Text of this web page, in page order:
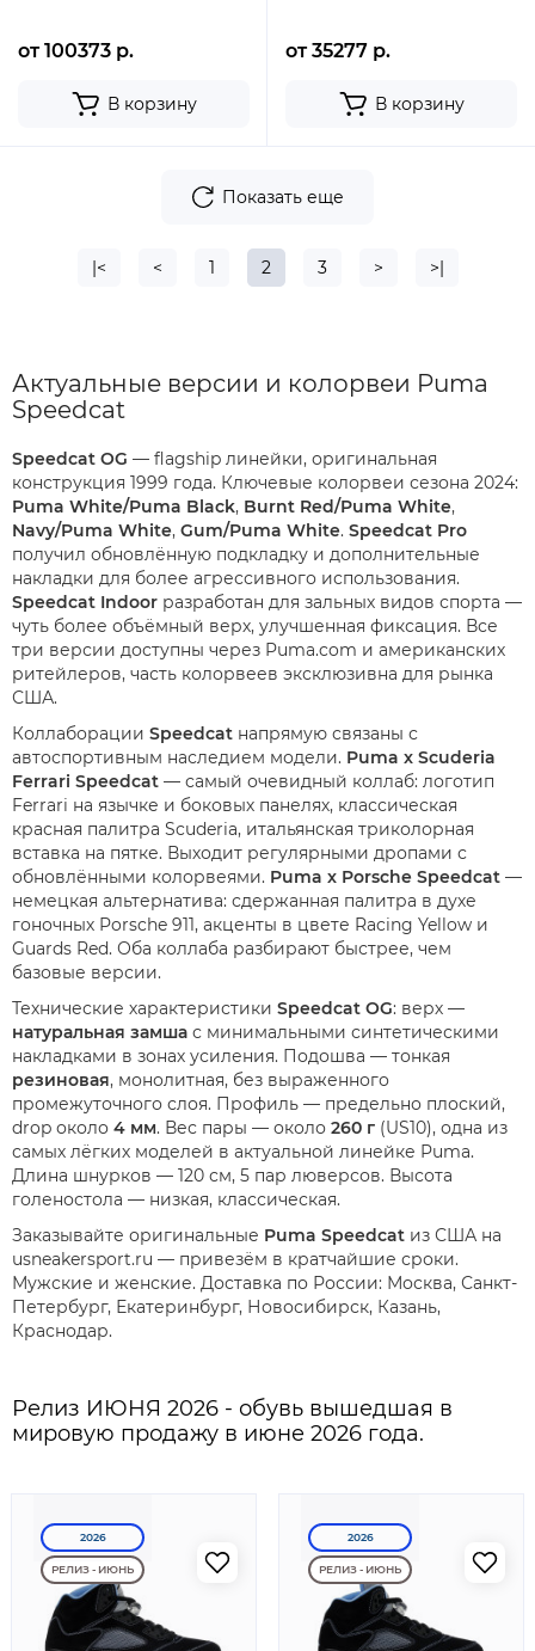
от 100373 р.
В корзину
от 35277 р.
В корзину
Показать еще
|< < 1 2 3 > >|
Актуальные версии и колорвеи Puma
Speedcat
Speedcat OG — flagship линейки, оригинальная
конструкция 1999 года. Ключевые колорвеи сезона 2024:
Puma White/Puma Black, Burnt Red/Puma White,
Navy/Puma White, Gum/Puma White. Speedcat Pro
получил обновлённую подкладку и дополнительные
накладки для более агрессивного использования.
Speedcat Indoor разработан для зальных видов спорта —
чуть более объёмный верх, улучшенная фиксация. Все
три версии доступны через Puma.com и американских
ритейлеров, часть колорвеев эксклюзивна для рынка
США.
Коллаборации Speedcat напрямую связаны с
автоспортивным наследием модели. Puma x Scuderia
Ferrari Speedcat — самый очевидный коллаб: логотип
Ferrari на язычке и боковых панелях, классическая
красная палитра Scuderia, итальянская триколорная
вставка на пятке. Выходит регулярными дропами с
обновлёнными колорвеями. Puma x Porsche Speedcat —
немецкая альтернатива: сдержанная палитра в духе
гоночных Porsche 911, акценты в цвете Racing Yellow и
Guards Red. Оба коллаба разбирают быстрее, чем
базовые версии.
Технические характеристики Speedcat OG: верх —
натуральная замша с минимальными синтетическими
накладками в зонах усиления. Подошва — тонкая
резиновая, монолитная, без выраженного
промежуточного слоя. Профиль — предельно плоский,
drop около 4 мм. Вес пары — около 260 г (US10), одна из
самых лёгких моделей в актуальной линейке Puma.
Длина шнурков — 120 см, 5 пар люверсов. Высота
голеностола — низкая, классическая.
Заказывайте оригинальные Puma Speedcat из США на
usneakersport.ru — привезём в кратчайшие сроки.
Мужские и женские. Доставка по России: Москва, Санкт-
Петербург, Екатеринбург, Новосибирск, Казань,
Краснодар.
Релиз ИЮНЯ 2026 - обувь вышедшая в
мировую продажу в июне 2026 года.
2026
РЕЛИЗ - ИЮНЬ
2026
РЕЛИЗ - ИЮНЬ